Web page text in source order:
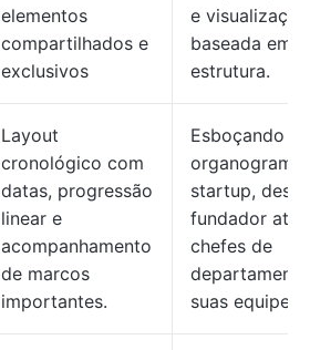
elementos
compartilhados e
exclusivos
e visualização
baseada em
estrutura.
Layout
cronológico com
datas, progressão
linear e
acompanhamento
de marcos
importantes.
Esboçando
organograma
startup,
fundador até
chefes de
suas equipes